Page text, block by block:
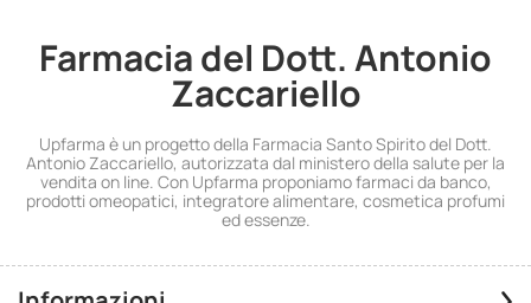
Farmacia del Dott. Antonio
Zaccariello
Upfarma è un progetto della Farmacia Santo Spirito del Dott.
Antonio Zaccariello, autorizzata dal ministero della salute per la
vendita on line. Con Upfarma proponiamo farmaci da banco,
prodotti omeopatici, integratore alimentare, cosmetica profumi
ed essenze.